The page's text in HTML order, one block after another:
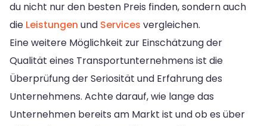
du nicht nur den besten Preis finden, sondern auch
die Leistungen und Services vergleichen.
Eine weitere Möglichkeit zur Einschätzung der
Qualität eines Transportunternehmens ist die
Überprüfung der Seriosität und Erfahrung des
Unternehmens. Achte darauf, wie lange das
Unternehmen bereits am Markt ist und ob es über